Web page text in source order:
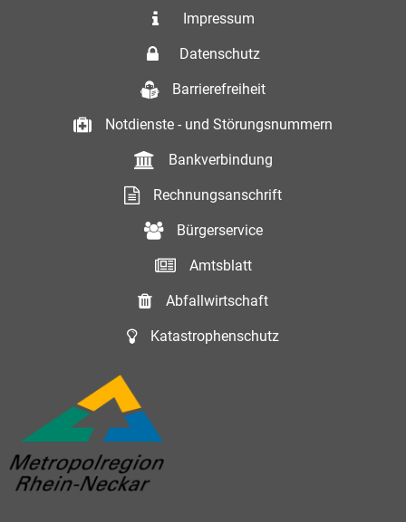
Impressum
Datenschutz
Barrierefreiheit
Notdienste - und Störungsnummern
Bankverbindung
Rechnungsanschrift
Bürgerservice
Amtsblatt
Abfallwirtschaft
Katastrophenschutz